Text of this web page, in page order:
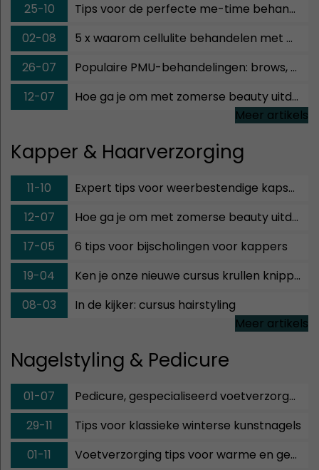
25-10
Tips voor de perfecte me-time behandelingen
02-08
5 x waarom cellulite behandelen met maderotherapie
26-07
Populaire PMU-behandelingen: brows, eyeliner en lippen
12-07
Hoe ga je om met zomerse beauty uitdagingen?
Meer artikels
Kapper & Haarverzorging
11-10
Expert tips voor weerbestendige kapsels
12-07
Hoe ga je om met zomerse beauty uitdagingen?
17-05
6 tips voor bijscholingen voor kappers
19-04
Ken je onze nieuwe cursus krullen knippen al?
08-03
In de kijker: cursus hairstyling
Meer artikels
Nagelstyling & Pedicure
01-07
Pedicure, gespecialiseerd voetverzorger of podoloog: wat is het verschil?
29-11
Tips voor klassieke winterse kunstnagels
01-11
Voetverzorging tips voor warme en gezonde voeten